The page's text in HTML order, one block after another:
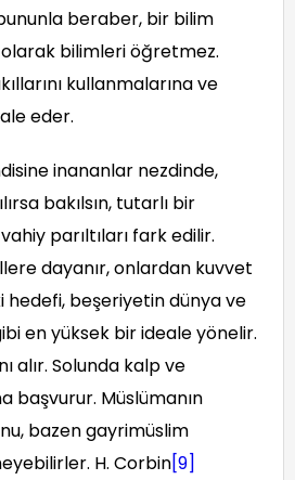
beraber, bir bilim
olarak bilimleri öğretmez.
kullanmalarına ve
eder.
inananlar nezdinde,
bakılsın, tutarlı bir
parıltıları fark edilir.
dayanır, onlardan kuvvet
hedefi, beşeriyetin dünya ve
en yüksek bir ideale yönelir.
alır. Solunda kalp ve
başvurur. Müslümanın
bazen gayrimüslim
H. Corbin[9]